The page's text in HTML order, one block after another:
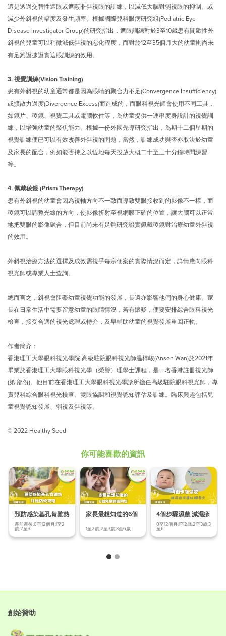
這是透過交替性遮眼或遮蔽非斜視眼的訓練，以減低大腦對弱視眼的抑制、或
減少外斜視的幅度及發生頻率。根據國際兒科眼病研究組(Pediatric Eye
Disease Investigator Group)的研究指出，遮眼訓練對於3至10歲患有間歇性外
斜視的兒童可以稍微減低斜視的惡化程度，而對於12至35個月大的幼童則尚未
有足夠證據證實遮眼訓練的效用。
3. 視覺訓練(Vision Training)
患有外斜視的幼童通常都是因為眼睛的聚合力不足(Convergence Insufficiency)
或擴散力過度(Divergence Excess)而造成的，而眼科視光師會使用不同工具，
如鏡片、稜鏡、視覺工具或電腦軟件等，為幼童提供一連串度身設計的視覺訓
練，以增強幼童的聚焦能力。根據一份外國先導研究指出，為期十二個星期的
視覺訓練便已可以有效改善外斜視的問題，當然，訓練成功與否亦取決於幼童
及家長的配合，例如能否持之以恆地每天投放大概二十至三十分鐘時間練習
等。
4. 佩戴稜鏡 (Prism Therapy)
患有外斜視的幼童會因為視軸方向不一致而導致雙眼接收到的影像不一樣，而
稜鏡可以調整光線的方向，使影像折射至視網膜正確的位置，讓大腦可以正常
地把雙眼的影像融合，但目前尚未有足夠研究證實佩戴稜鏡對治療幼童外斜視
的效用。
外斜視治療方法的選擇及成效需視乎每宗個案的實際情況而定，詳情應向眼科
視光師或專業人士查詢。
總而言之，斜視會阻礙幼童視覺功能的發展，長遠亦影響他們的身心健康。家
長在日常生活中需要留意幼童的眼睛情況，若有懷疑，便要安排綜合眼科視光
檢查，接受合適的視光處理或轉介，及早輔助幼童的視覺發展重回正軌。
作者簡介：
香港理工大學眼科視光學院 高級駐院眼科視光師温梓峻(Anson Wan)於2021年
畢業於香港理工大學眼科視光學（榮譽）理學士課程，是一名香港註冊視光師
(第I部份)。他目前在香港理工大學眼科視光學診所擔任高級駐院眼科視光師，專
責兒科綜合眼科視光檢查、雙眼協調和視覺認知評估及訓練。臨床興趣包括兒
童視覺認知發展、弱視及斜視等。
© 2022 Healthy Seed
你可能喜歡的資訊
預防感染基孔肯雅熱
終極防蚊
產前產後,0至12個月,1至2
歲,2至3
家長最想知道的6個
1至2歲,2至3歲,3至6歲
4個步驟濕敷 減濕疹
皮膚紅腫發炎
0至12個月,1至2歲,2至3歲,3
至6
創始贊助